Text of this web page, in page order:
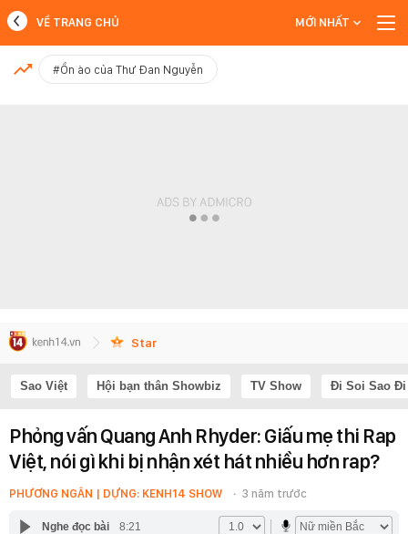
MỚI NHẤT
VỀ TRANG CHỦ MỚI NHẤT
#Ồn ào của Thư Đan Nguyễn
Star
Sao Việt Hội bạn thân Showbiz TV Show Đi Soi Sao Đi
Phỏng vấn Quang Anh Rhyder: Giấu mẹ thi Rap
Việt, nói gì khi bị nhận xét hát nhiều hơn rap?
PHƯƠNG NGÂN | DỰNG: KENH14 SHOW 3 năm trước
Nghe đọc bài 8:21